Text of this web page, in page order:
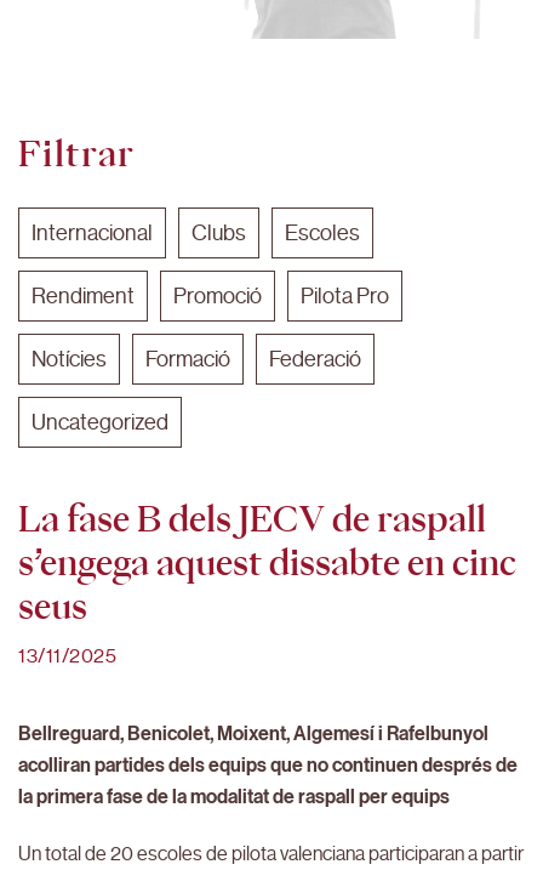
Filtrar
Internacional Clubs Escoles
Rendiment Promoció Pilota Pro
Notícies Formació Federació
Uncategorized
La fase B dels JECV de raspall
s’engega aquest dissabte en cinc
seus
13/11/2025
Bellreguard, Benicolet, Moixent, Algemesí i Rafelbunyol
acolliran partides dels equips que no continuen després de
la primera fase de la modalitat de raspall per equips
Un total de 20 escoles de pilota valenciana participaran a partir